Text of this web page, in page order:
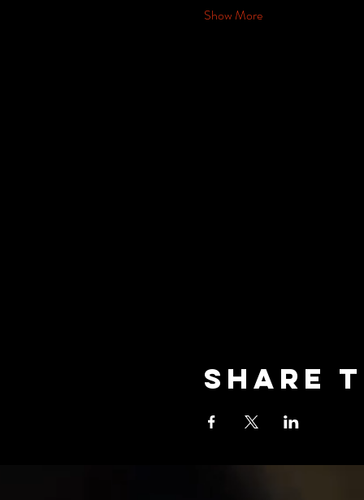
Show More
Share